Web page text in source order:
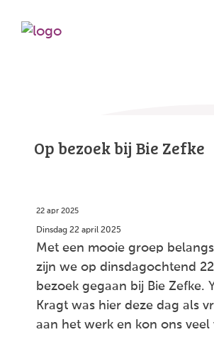
Op bezoek bij Bie Zefke
22 apr 2025
Dinsdag 22 april 2025
Met een mooie groep
zijn we op dinsdagochtend
bezoek gegaan bij Bie Zefke.
Kragt was hier deze dag als
aan het werk en kon ons veel